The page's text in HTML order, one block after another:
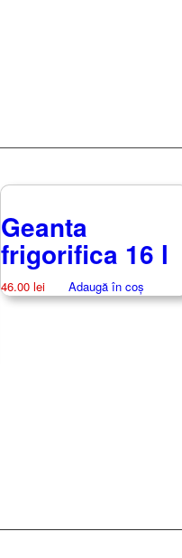
Geanta
frigorifica 16 l
46.00 lei Adaugă în coș